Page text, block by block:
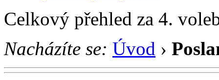
Celkový přehled za 4.
Nacházíte se: Úvod ›